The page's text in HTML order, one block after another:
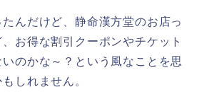
んだけど、静命漢方堂のお店っ
お得な割引クーポンやチケット
のかな～？という風なことを思
しれません。